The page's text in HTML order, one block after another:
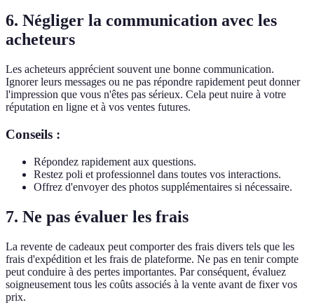
6. Négliger la communication avec les
acheteurs
Les acheteurs apprécient souvent une bonne communication.
Ignorer leurs messages ou ne pas répondre rapidement peut donner
l'impression que vous n'êtes pas sérieux. Cela peut nuire à votre
réputation en ligne et à vos ventes futures.
Conseils :
Répondez rapidement aux questions.
Restez poli et professionnel dans toutes vos interactions.
Offrez d'envoyer des photos supplémentaires si nécessaire.
7. Ne pas évaluer les frais
La revente de cadeaux peut comporter des frais divers tels que les
frais d'expédition et les frais de plateforme. Ne pas en tenir compte
peut conduire à des pertes importantes. Par conséquent, évaluez
soigneusement tous les coûts associés à la vente avant de fixer vos
prix.